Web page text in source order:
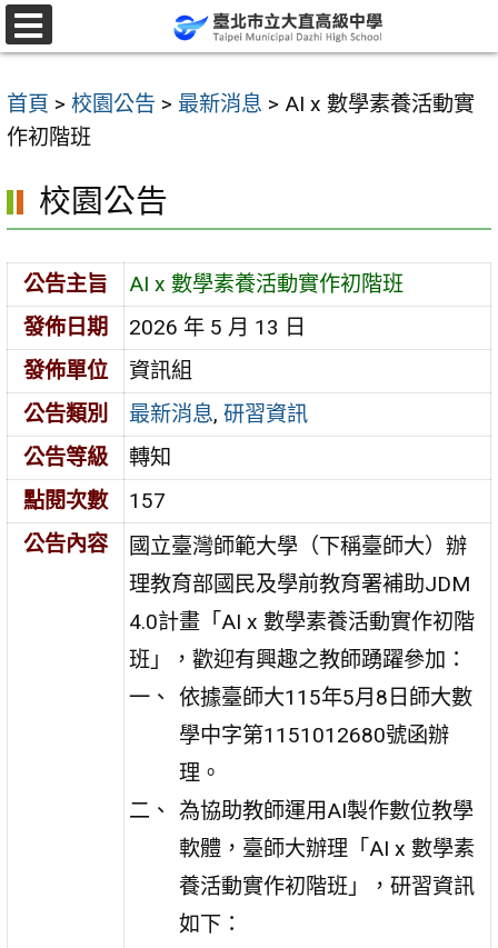
跳
至
要
內
區
首頁 > 校園公告 > 最新消息 > AI x 數學素養活動實
作初階班
校園公告
公告主旨
AI x 數學素養活動實作初階班
發佈日期
2026 年 5 月 13 日
發佈單位
資訊組
公告類別
最新消息,研習資訊
公告等級
轉知
點閱次數
157
公告內容
國立臺灣師範大學（下稱臺師大）辦
理教育部國民及學前教育署補助JDM
4.0計畫「AI x 數學素養活動實作初階
班」，歡迎有興趣之教師踴躍參加：
依據臺師大115年5月8日師大數
學中字第1151012680號函辦
理。
為協助教師運用AI製作數位教學
軟體，臺師大辦理「AI x 數學素
養活動實作初階班」，研習資訊
如下：
選
單